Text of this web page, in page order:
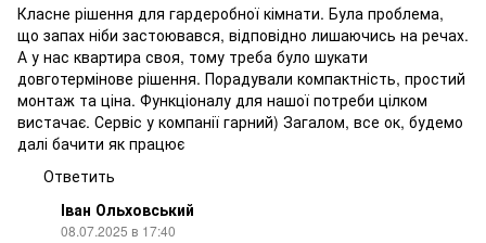
Класне рішення для гардеробної кімнати. Була проблема,
що запах ніби застоювався, відповідно лишаючись на речах.
А у нас квартира своя, тому треба було шукати
довготермінове рішення. Порадували компактність, простий
монтаж та ціна. Функціоналу для нашої потреби цілком
вистачає. Сервіс у компанії гарний) Загалом, все ок, будемо
далі бачити як працює
Ответить
Іван Ольховський
08.07.2025 в 17:40